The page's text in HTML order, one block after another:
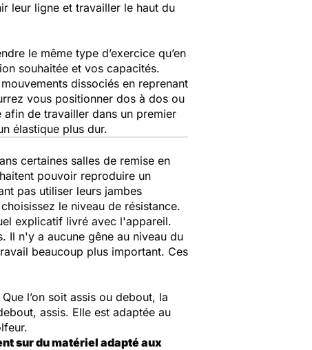
leur ligne et travailler le haut du
le même type d’exercice qu’en
souhaitée et vos capacités.
dissociés en reprenant
vous positionner dos à dos ou
de travailler dans un premier
élastique plus dur.
certaines salles de remise en
pouvoir reproduire un
pas utiliser leurs jambes
le niveau de résistance.
explicatif livré avec l'appareil.
Il n'y a aucune gêne au niveau du
beaucoup plus important. Ces
l’on soit assis ou debout, la
assis. Elle est adaptée au
sur du matériel adapté aux